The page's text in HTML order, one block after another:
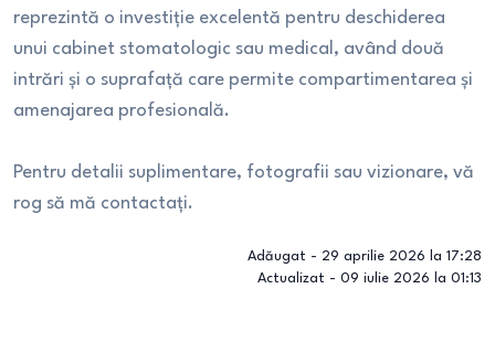
reprezintă o investiție excelentă pentru deschiderea
unui cabinet stomatologic sau medical, având două
intrări și o suprafață care permite compartimentarea și
amenajarea profesională.
Pentru detalii suplimentare, fotografii sau vizionare, vă
rog să mă contactați.
Adăugat - 29 aprilie 2026 la 17:28
Actualizat - 09 iulie 2026 la 01:13